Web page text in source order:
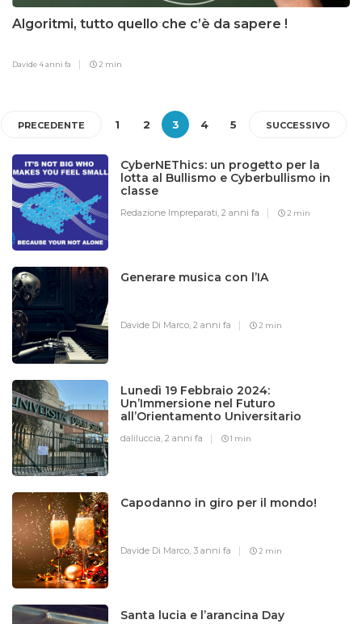
Algoritmi, tutto quello che c’è da sapere !
Davide4 anni fa 2 min
PRECEDENTE 1 2 3 4 5 SUCCESSIVO
CyberNEThics: un progetto per la
lotta al Bullismo e Cyberbullismo in
classe
Redazione Impreparati,2 anni fa 2 min
Generare musica con l’IA
Davide Di Marco,2 anni fa 2 min
Lunedì 19 Febbraio 2024:
Un’Immersione nel Futuro
all’Orientamento Universitario
daliluccia,2 anni fa 1 min
Capodanno in giro per il mondo!
Davide Di Marco,3 anni fa 2 min
Santa lucia e l’arancina Day